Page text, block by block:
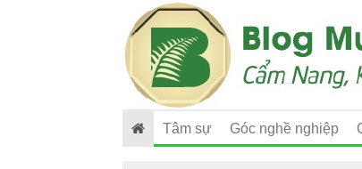
Tâm sự Góc nghề nghiệp